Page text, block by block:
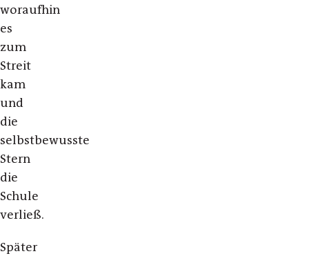
woraufhin
es
zum
Streit
kam
und
die
selbstbewusste
Stern
die
Schule
verließ.
Später